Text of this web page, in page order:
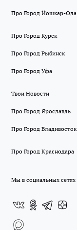
Про Город Йошкар-Ола
Про Город Курск
Про Город Рыбинск
Про Город Уфа
Твои Новости
Про Город Ярославль
Про Город Владивосток
Про Город Краснодара
Мы в социальных сетях